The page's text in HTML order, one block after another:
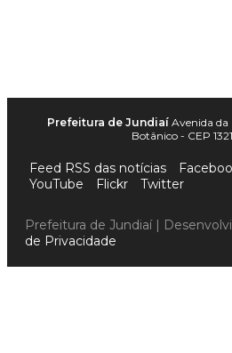
Prefeitura de Jundiaí Avenida da
Botânico - CEP
Feed RSS das notícias
YouTube
Flickr Twitter
Prefeitura de Jundiaí |
de Privacidade